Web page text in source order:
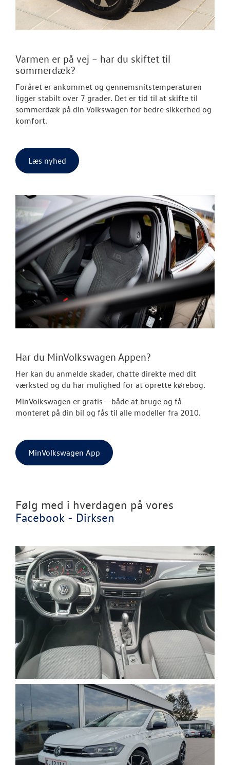
Varmen er på vej – har du skiftet til
sommerdæk?
Foråret er ankommet og gennemsnitstemperaturen
ligger stabilt over 7 grader. Det er tid til at skifte til
sommerdæk på din Volkswagen for bedre sikkerhed og
komfort.
Læs nyhed
Har du MinVolkswagen Appen?
Her kan du anmelde skader, chatte direkte med dit
værksted og du har mulighed for at oprette kørebog.
MinVolkswagen er gratis – både at bruge og få
monteret på din bil og fås til alle modeller fra 2010.
MinVolkswagen App
Følg med i hverdagen på vores
Facebook - Dirksen